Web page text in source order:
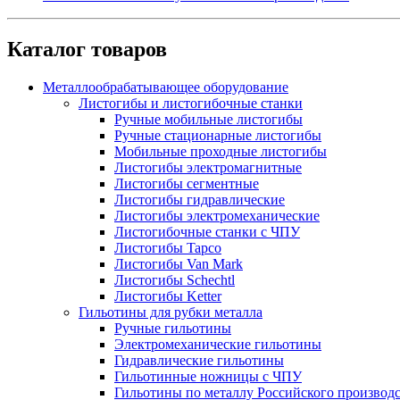
Каталог товаров
Металлообрабатывающее оборудование
Листогибы и листогибочные станки
Ручные мобильные листогибы
Ручные стационарные листогибы
Мобильные проходные листогибы
Листогибы электромагнитные
Листогибы сегментные
Листогибы гидравлические
Листогибы электромеханические
Листогибочные станки с ЧПУ
Листогибы Tapco
Листогибы Van Mark
Листогибы Schechtl
Листогибы Ketter
Гильотины для рубки металла
Ручные гильотины
Электромеханические гильотины
Гидравлические гильотины
Гильотинные ножницы с ЧПУ
Гильотины по металлу Российского